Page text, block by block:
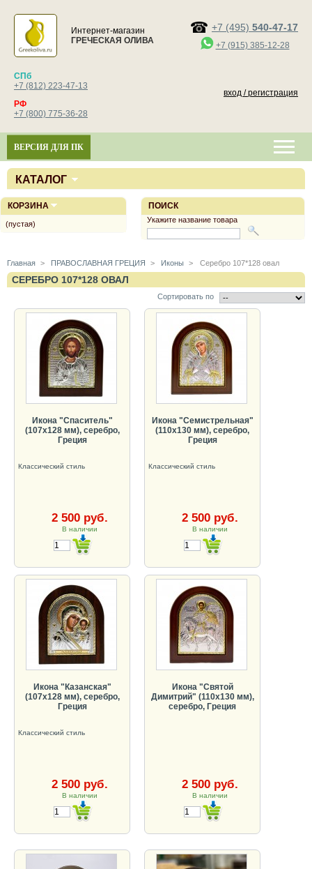
Интернет-магазин
ГРЕЧЕСКАЯ ОЛИВА
+7 (495) 540-47-17
+7 (915) 385-12-28
СПб
+7 (812) 223-47-13
РФ
+7 (800) 775-36-28
вход / регистрация
ВЕРСИЯ ДЛЯ ПК
КАТАЛОГ
Главная > ПРАВОСЛАВНАЯ ГРЕЦИЯ > Иконы > Серебро 107*128 овал
СЕРЕБРО 107*128 ОВАЛ
Сортировать по
Икона "Спаситель"
(107х128 мм), серебро,
Греция
Классический стиль
2 500 руб.
В наличии
Икона "Семистрельная"
(110х130 мм), серебро,
Греция
Классический стиль
2 500 руб.
В наличии
Икона "Казанская"
(107х128 мм), серебро,
Греция
Классический стиль
2 500 руб.
В наличии
Икона "Святой
Димитрий" (110х130 мм),
серебро, Греция
2 500 руб.
В наличии
ПОИСК
Укажите название товара
КОРЗИНА
(пустая)